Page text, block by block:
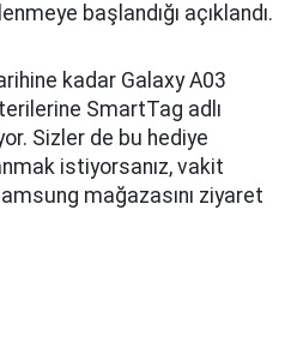
başlandığı açıklandı.
kadar Galaxy A03
SmartTag adlı
Sizler de bu hediye
istiyorsanız, vakit
mağazasını ziyaret